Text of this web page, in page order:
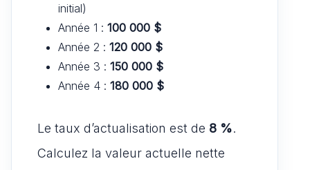
initial)
Année 1 : 100 000 $
Année 2 : 120 000 $
Année 3 : 150 000 $
Année 4 : 180 000 $
Le taux d’actualisation est de 8 %.
Calculez la valeur actuelle nette